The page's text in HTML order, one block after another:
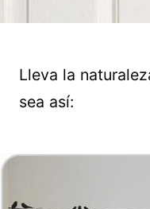
Lleva la
sea así: